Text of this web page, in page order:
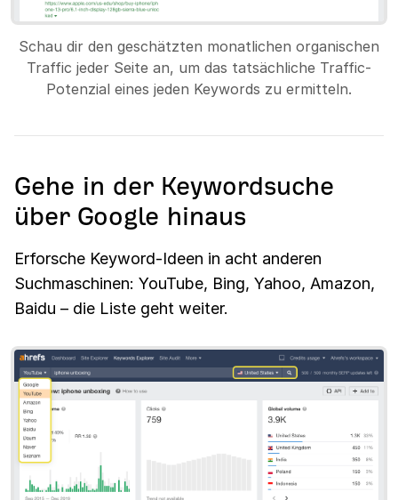
Schau dir den geschätzten monatlichen organischen
Traffic jeder Seite an, um das tatsächliche Traffic-
Potenzial eines jeden Keywords zu ermitteln.
Gehe in der Keywordsuche
über Google hinaus
Erforsche Keyword-Ideen in acht anderen
Suchmaschinen: YouTube, Bing, Yahoo, Amazon,
Baidu – die Liste geht weiter.